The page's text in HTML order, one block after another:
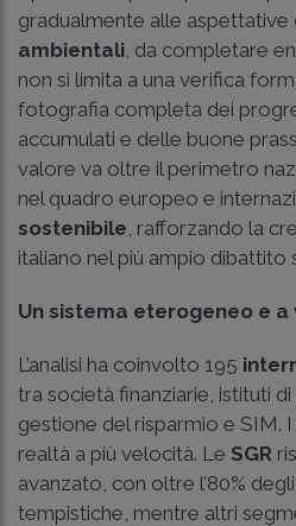
gradualmente alle aspettative
ambientali , da completare
non si limita a una verifica
fotografia completa dei
accumulati e delle buone
valore va oltre il perimetro
nel quadro europeo e
sostenibile , rafforzando la
italiano nel più ampio dibattito
Un sistema eterogeneo e
L’analisi ha coinvolto 195
tra società finanziarie, istituti
gestione del risparmio e SIM.
realtà a più velocità. Le SGR
avanzato, con oltre l’80%
tempistiche, mentre altri